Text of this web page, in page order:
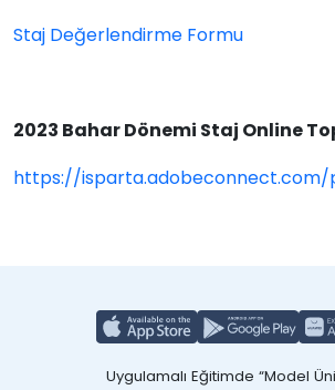
Staj Değerlendirme Formu
2023 Bahar Dönemi Staj Online
https://isparta.adobeconnect.com/
Uygulamalı Eğitimde “Model